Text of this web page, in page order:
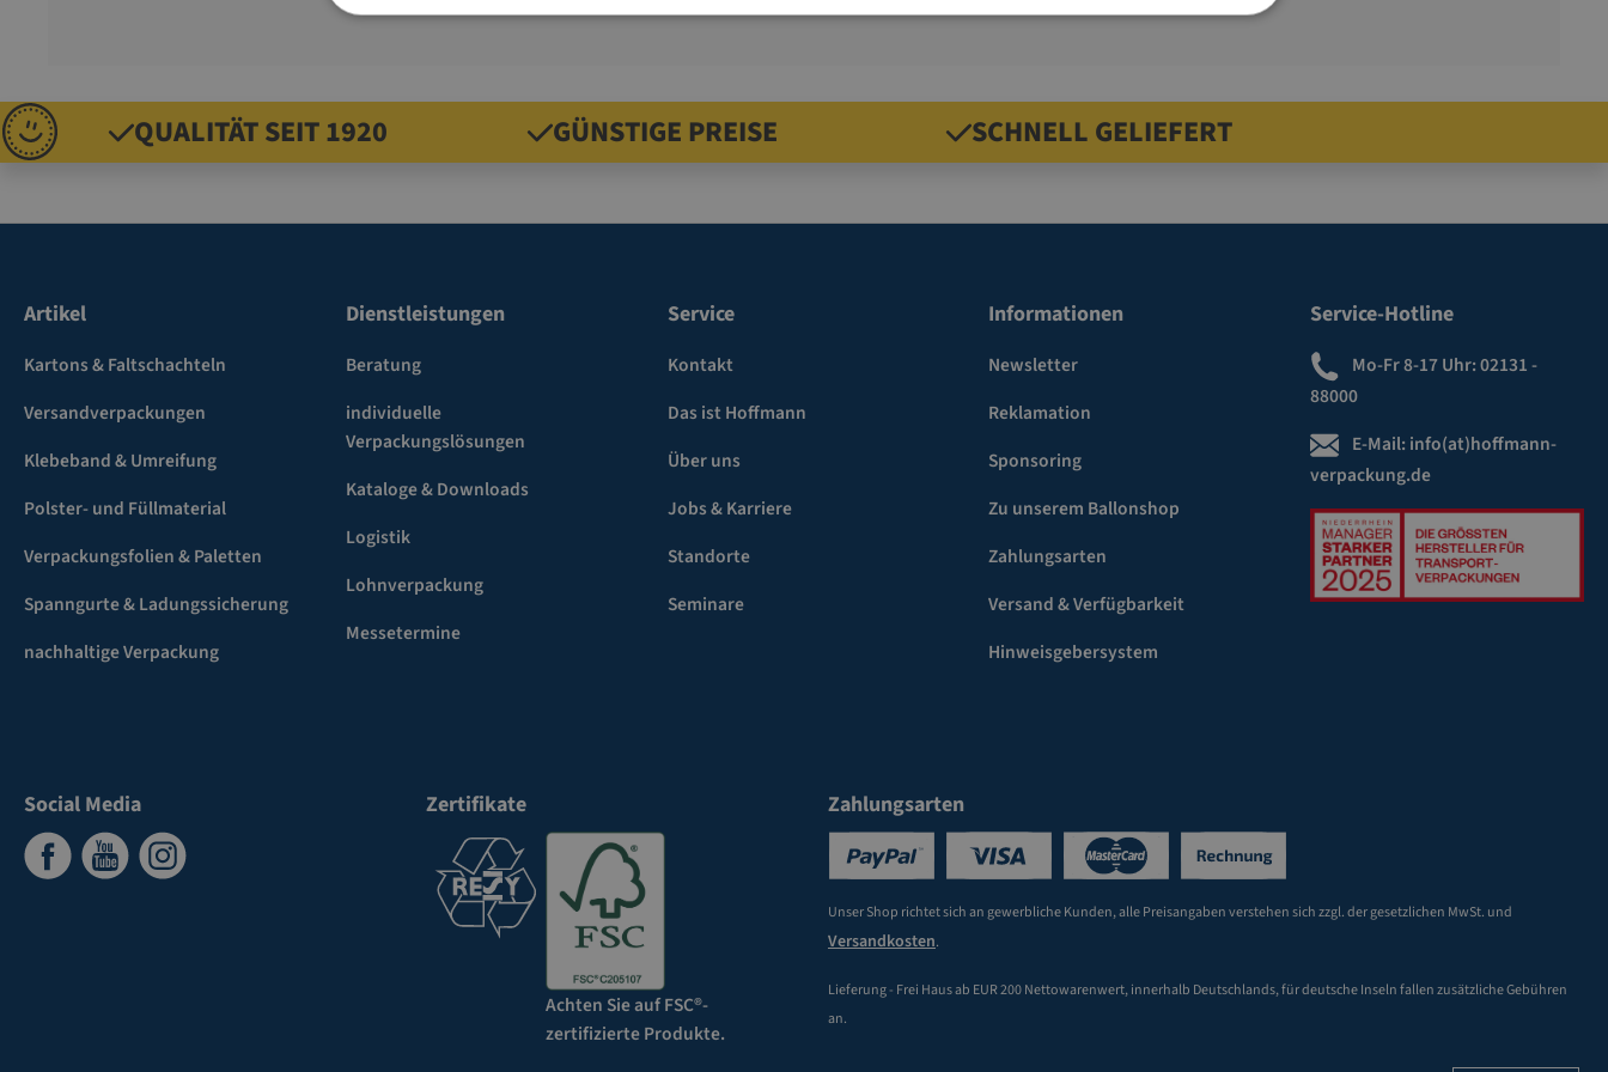
QUALITÄT SEIT 1920 GÜNSTIGE PREISE SCHNELL GELIEFERT
Artikel
Kartons & Faltschachteln
Versandverpackungen
Klebeband & Umreifung
Polster- und Füllmaterial
Verpackungsfolien & Paletten
Spanngurte & Ladungssicherung
nachhaltige Verpackung
Dienstleistungen
Beratung
individuelle
Verpackungslösungen
Kataloge & Downloads
Logistik
Lohnverpackung
Messetermine
Service
Kontakt
Das ist Hoffmann
Über uns
Jobs & Karriere
Standorte
Seminare
Informationen
Newsletter
Reklamation
Sponsoring
Zu unserem Ballonshop
Zahlungsarten
Versand & Verfügbarkeit
Hinweisgebersystem
Service-Hotline
Mo-Fr 8-17 Uhr:02131 -
88000
E-Mail: info(at)hoffmann-
verpackung.de
Social Media Zertifikate
Achten Sie auf FSC®-
zertifizierte Produkte.
Zahlungsarten
Unser Shop richtet sich an gewerbliche Kunden, alle Preisangaben verstehen sich zzgl. der gesetzlichen MwSt. und
Versandkosten.
Lieferung - Frei Haus ab EUR 200 Nettowarenwert, innerhalb Deutschlands, für deutsche Inseln fallen zusätzliche Gebühren
an.